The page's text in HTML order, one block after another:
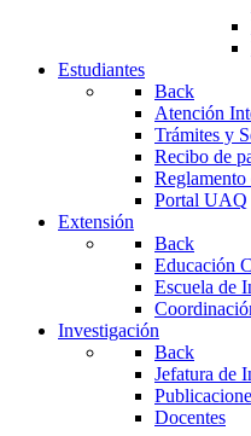
Estudiantes
Back
Atención
Trámites y
Recibo de
Reglamento
Portal UAQ
Extensión
Back
Educación
Escuela de
Investigación
Back
Jefatura de
Docentes